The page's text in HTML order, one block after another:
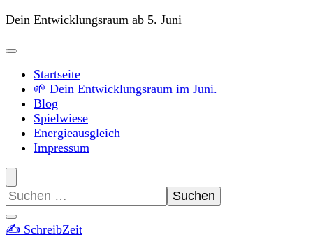
Dein Entwicklungsraum ab 5. Juni
Startseite
🌱 Dein Entwicklungsraum im Juni.
Blog
Spielwiese
Energieausgleich
Impressum
Suchen
nach:
✍️ SchreibZeit